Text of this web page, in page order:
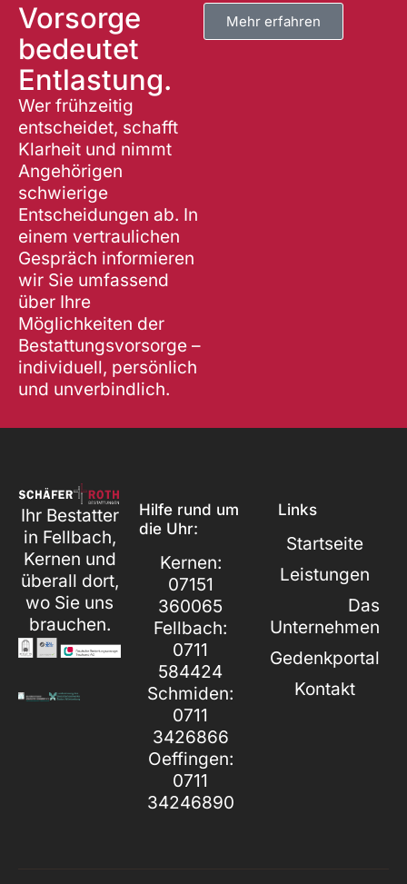
e
r
n
a
t
i
v
e
:
Vorsorge
bedeutet
Entlastung.
Wer frühzeitig
entscheidet, schafft
Klarheit und nimmt
Angehörigen
schwierige
Entscheidungen ab. In
einem vertraulichen
Gespräch informieren
wir Sie umfassend
über Ihre
Möglichkeiten der
Bestattungsvorsorge –
individuell, persönlich
und unverbindlich.
Mehr erfahren
Ihr Bestatter
in Fellbach,
Kernen und
überall dort,
wo Sie uns
brauchen.
Hilfe rund um
die Uhr:
Kernen:
07151
360065
Fellbach:
0711
584424
Schmiden:
0711
3426866
Oeffingen:
0711
34246890
Links
Startseite
Leistungen
Das
Unternehmen
Gedenkportal
Kontakt